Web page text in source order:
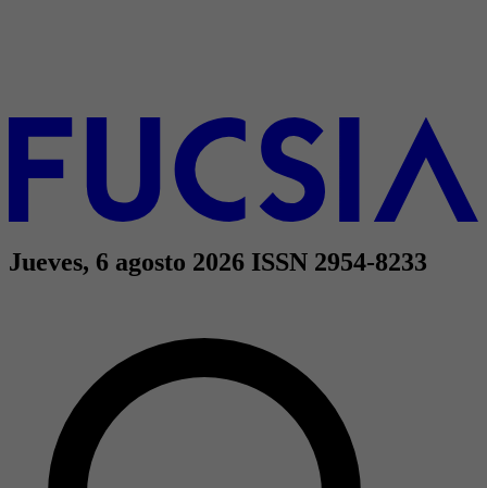
Jueves, 6 agosto 2026 ISSN 2954-8233